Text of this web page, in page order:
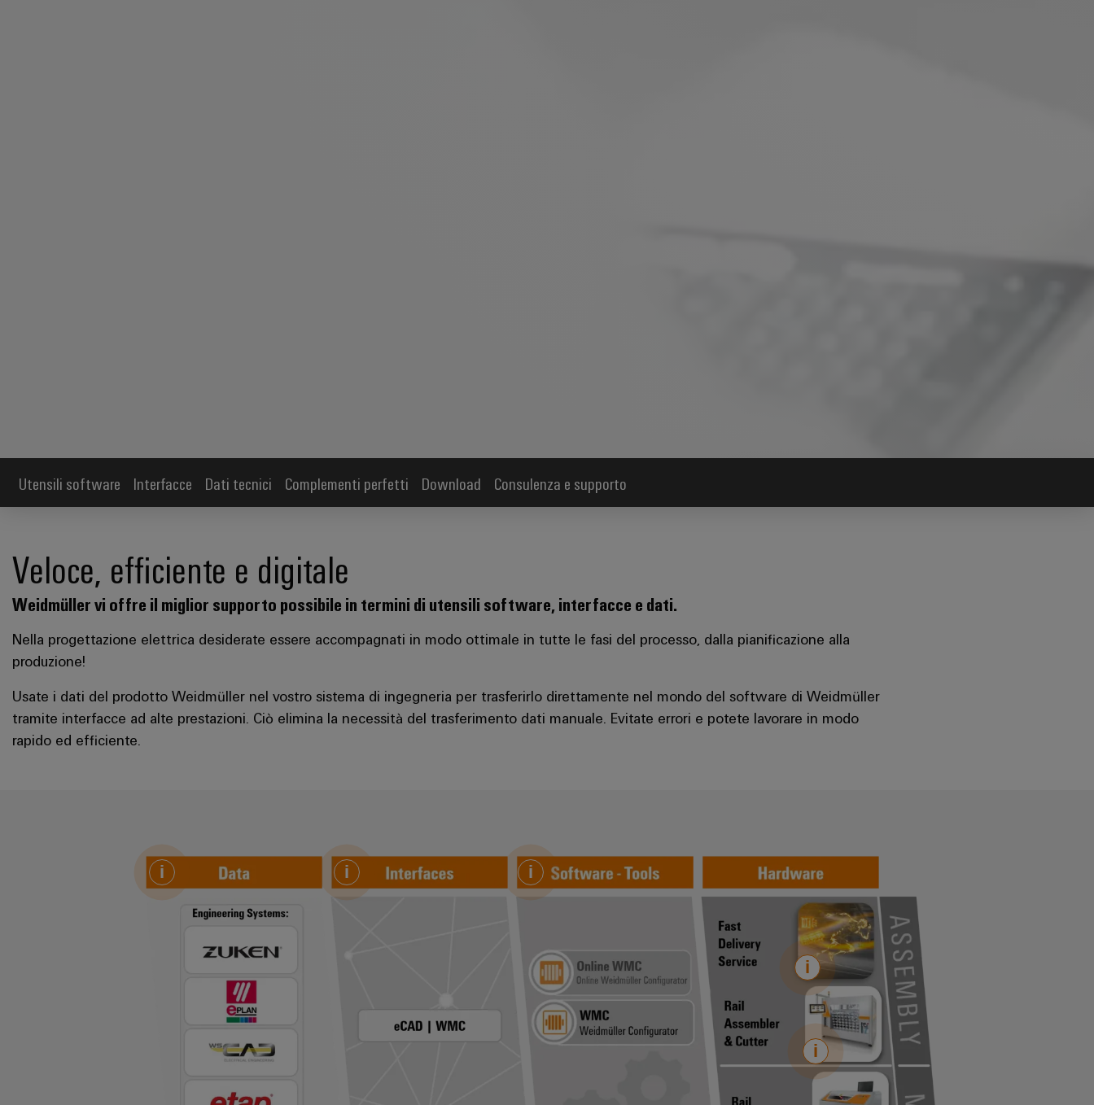
Utensili software Interfacce Dati tecnici Complementi perfetti Download Consulenza e supporto
Veloce, efficiente e digitale
Weidmüller vi offre il miglior supporto possibile in termini di utensili software, interfacce e dati.
Nella progettazione elettrica desiderate essere accompagnati in modo ottimale in tutte le fasi del processo, dalla pianificazione alla
produzione!
Usate i dati del prodotto Weidmüller nel vostro sistema di ingegneria per trasferirlo direttamente nel mondo del software di Weidmüller
tramite interfacce ad alte prestazioni. Ciò elimina la necessità del trasferimento dati manuale. Evitate errori e potete lavorare in modo
rapido ed efficiente.